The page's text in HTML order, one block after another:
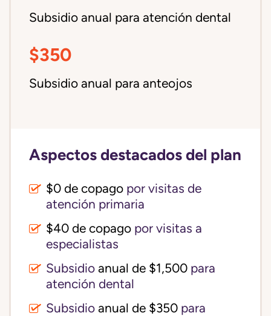
Subsidio anual para atención dental
$350
Subsidio anual para anteojos
Aspectos destacados del plan
$0 de copago por visitas de
atención primaria
$40 de copago por visitas a
especialistas
Subsidio anual de $1,500 para
atención dental
Subsidio anual de $350 para